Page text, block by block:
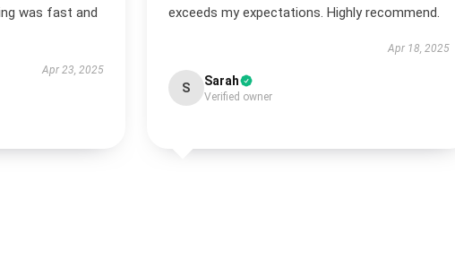
was fast and
Apr 23, 2025
exceeds my expectations. Highly recommend.
Apr 18, 2025
S Sarah
Verified owner